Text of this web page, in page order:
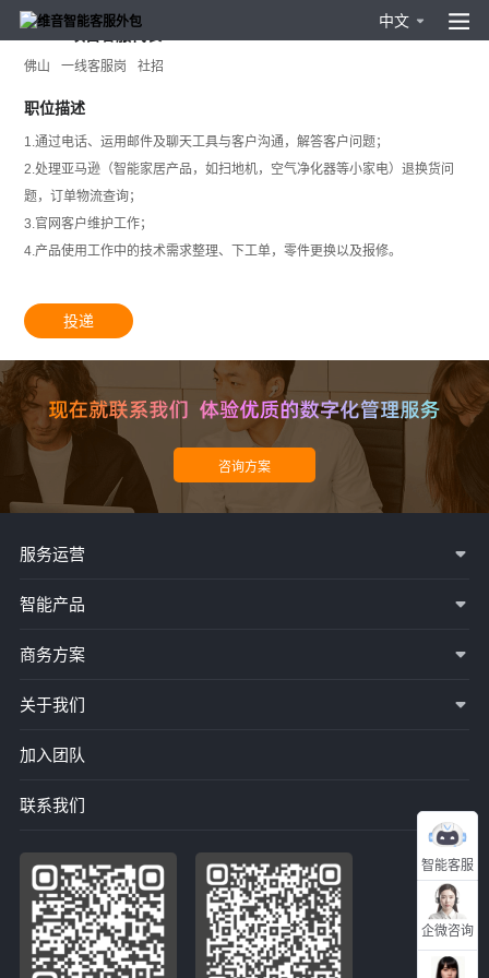
中文
佛山 一线客服岗 社招
职位描述
1.通过电话、运用邮件及聊天工具与客户沟通，解答客户问题；
2.处理亚马逊（智能家居产品，如扫地机，空气净化器等小家电）退换货问
题，订单物流查询；
3.官网客户维护工作；
4.产品使用工作中的技术需求整理、下工单，零件更换以及报修。
投递
智能客服
企微咨询
服务运营
智能产品
商务方案
关于我们
加入团队
联系我们